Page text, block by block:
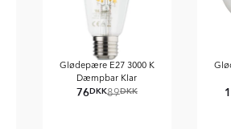
Glødepære E27 3000 K
Dæmpbar Klar
76DKK89DKK